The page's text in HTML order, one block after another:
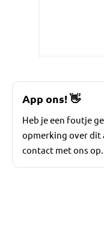
App ons!👋
Heb je een foutje
opmerking over dit
contact met ons op.